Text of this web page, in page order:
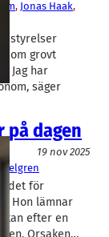
, Jonas Haak
styrelser
om grovt
Jag har
säger
på dagen
19 nov 2025
det för
Hon lämnar
efter en
Orsaken…